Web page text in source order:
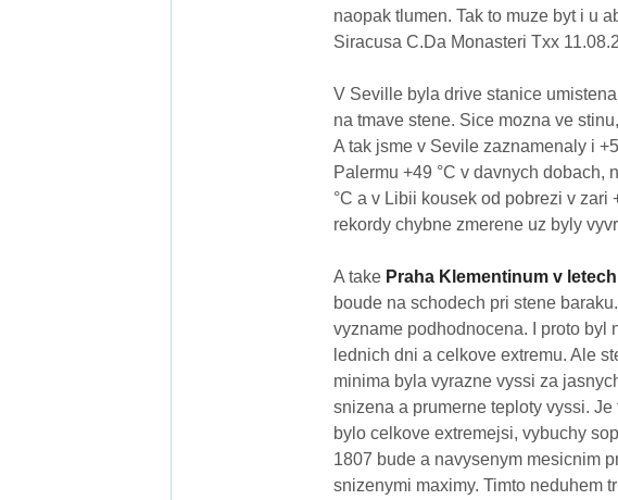
naopak tlumen. Tak to muze byt i u
Siracusa C.Da Monasteri Txx
V Seville byla drive stanice
na tmave stene. Sice mozna ve
A tak jsme v Sevile zaznamenaly i
Palermu +49 °C v davnych dobach,
°C a v Libii kousek od pobrezi v zari
rekordy chybne zmerene uz byly
A take Praha Klementinum v
boude na schodech pri stene
vyzname podhodnocena. I proto byl
lednich dni a celkove extremu. Ale
minima byla vyrazne vyssi za
snizena a prumerne teploty vyssi.
bylo celkove extremejsi, vybuchy
1807 bude a navysenym mesicnim
snizenymi maximy. Timto neduhem